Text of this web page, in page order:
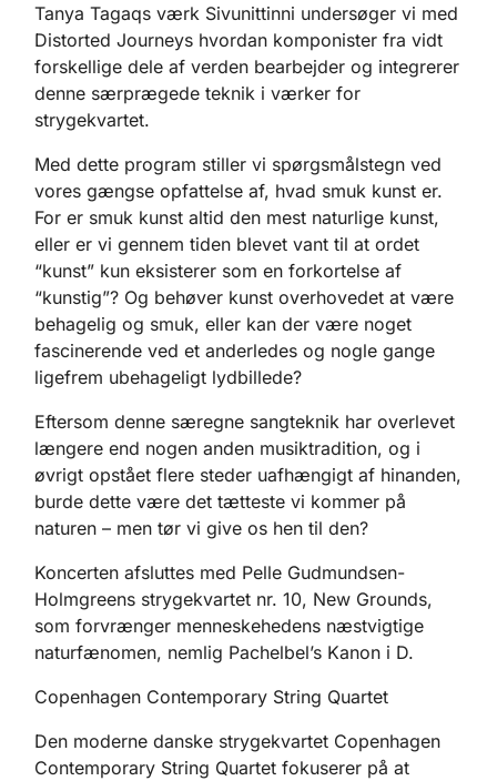
Tanya Tagaqs værk Sivunittinni undersøger vi med
Distorted Journeys hvordan komponister fra vidt
forskellige dele af verden bearbejder og integrerer
denne særprægede teknik i værker for
strygekvartet.
Med dette program stiller vi spørgsmålstegn ved
vores gængse opfattelse af, hvad smuk kunst er.
For er smuk kunst altid den mest naturlige kunst,
eller er vi gennem tiden blevet vant til at ordet
“kunst” kun eksisterer som en forkortelse af
“kunstig”? Og behøver kunst overhovedet at være
behagelig og smuk, eller kan der være noget
fascinerende ved et anderledes og nogle gange
ligefrem ubehageligt lydbillede?
Eftersom denne særegne sangteknik har overlevet
længere end nogen anden musiktradition, og i
øvrigt opstået flere steder uafhængigt af hinanden,
burde dette være det tætteste vi kommer på
naturen – men tør vi give os hen til den?
Koncerten afsluttes med Pelle Gudmundsen-
Holmgreens strygekvartet nr. 10, New Grounds,
som forvrænger menneskehedens næstvigtige
naturfænomen, nemlig Pachelbel’s Kanon i D.
Copenhagen Contemporary String Quartet
Den moderne danske strygekvartet Copenhagen
Contemporary String Quartet fokuserer på at